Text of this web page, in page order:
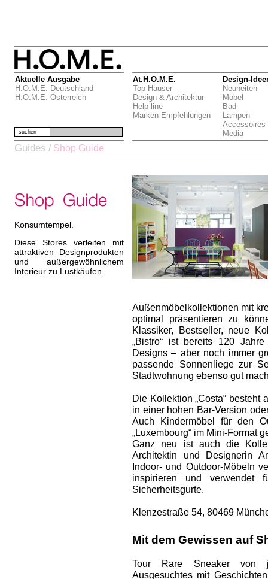
Aktuelle Ausgabe
H.O.M.E. Deutschland
H.O.M.E. Österreich
At.H.O.M.E.
Top Häuser
Design & Architektur
Help-line
Marken-Empfehlungen
Design-
Neuheiten
Möbel
Bad
Lampen
Accessoires
Media
suchen
Guides / Shop Guide
Konsumtempel.
Diese Stores verleiten mit
attraktiven Designprodukten
und außergewöhnlichem
Interieur zu Lustkäufen.
Außenmöbel­kollektionen mit
optimal präsentieren zu
Klassiker, Bestseller, neue
„Bistro“ ist bereits 120
Designs – aber noch immer
passende Sonnenliege zur
Stadtwohnung ebenso gut
Die Kollektion „Costa“
in einer hohen Bar-Version
Auch Kindermöbel für den
„Luxembourg“ im Mini-Format
Ganz neu ist auch die
Architektin und Designerin
Indoor- und Outdoor-Möbeln
inspirieren und verwendet
Sicherheitsgurte.
Klenzestraße 54, 80469
Mit dem Gewissen auf
Tour Rare Sneaker von
Ausgesuchtes mit